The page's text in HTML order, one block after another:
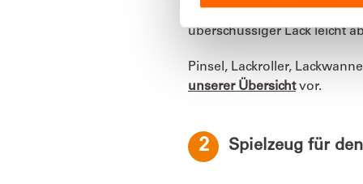
erzeugen. Verwenden Sie
überschüssiger Lack leicht
Pinsel, Lackroller,
unserer Übersichtvor.
2 Spielzeug für